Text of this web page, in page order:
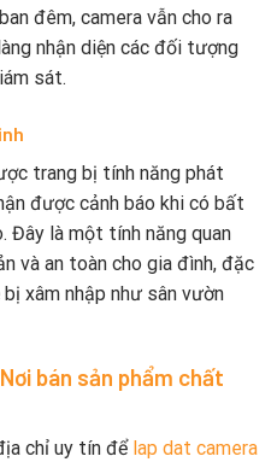
đêm, camera vẫn cho ra
nhận diện các đối tượng
sát.
trang bị tính năng phát
được cảnh báo khi có bất
Đây là một tính năng quan
và an toàn cho gia đình, đặc
xâm nhập như sân vườn
bán sản phẩm chất
chỉ uy tín để lap dat camera